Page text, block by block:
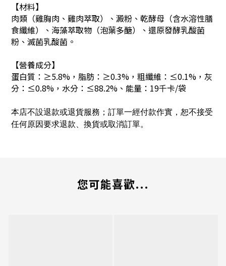
【材料】
肉類（雞胸肉、雞肉萃取）、澱粉、乾酵母（含水溶性膳
食纖維）、海藻萃取物（泡葉多醣）、還原發酵乳酸菌
粉、滅菌乳酸菌。
【營養成分】
蛋白質：≥5.8%，脂肪：≥0.3%，粗纖維：≤0.1%，灰
分：≤0.8%，水分：≤88.2%、 能量：19千卡/袋
本店不設退款或退貨服務；訂單一經付款作實，恕不接受
任何原因要求退款、換貨或取消訂單。
您可能喜歡...